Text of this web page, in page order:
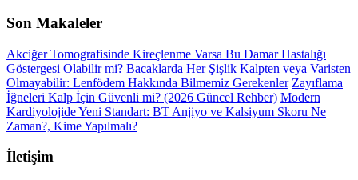
Son Makaleler
Akciğer Tomografisinde Kireçlenme Varsa Bu Damar Hastalığı
Göstergesi Olabilir mi? Bacaklarda Her Şişlik Kalpten veya Varisten
Olmayabilir: Lenfödem Hakkında Bilmemiz Gerekenler Zayıflama
İğneleri Kalp İçin Güvenli mi? (2026 Güncel Rehber) Modern
Kardiyolojide Yeni Standart: BT Anjiyo ve Kalsiyum Skoru Ne
Zaman?, Kime Yapılmalı?
İletişim